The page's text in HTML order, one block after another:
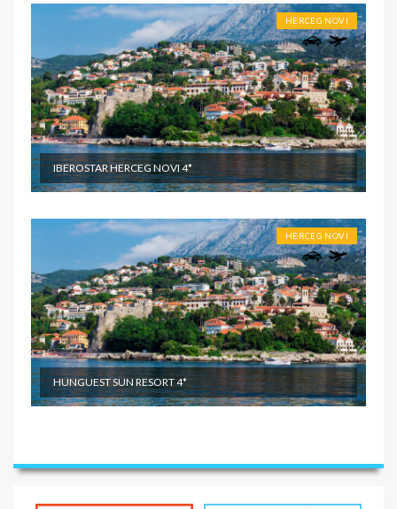
HERCEG NOVI
IBEROSTAR HERCEG NOVI 4*
HERCEG NOVI
HUNGUEST SUN RESORT 4*